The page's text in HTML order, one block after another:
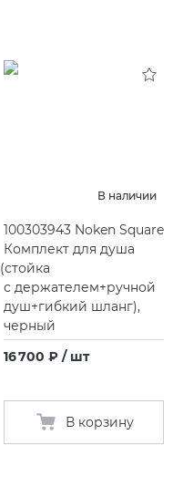
В наличии
100303943 Noken Square
Комплект для душа
(стойка
с держателем+ручной
душ+гибкий шланг),
черный
16 700 ₽ / шт
В корзину